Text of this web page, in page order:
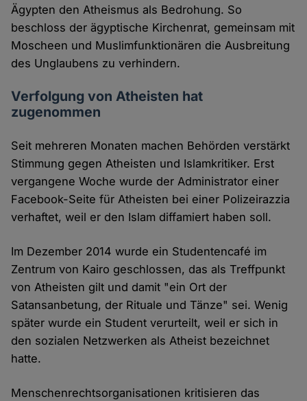
Ägypten den Atheismus als Bedrohung. So
beschloss der ägyptische Kirchenrat, gemeinsam mit
Moscheen und Muslimfunktionären die Ausbreitung
des Unglaubens zu verhindern.
Verfolgung von Atheisten hat
zugenommen
Seit mehreren Monaten machen Behörden verstärkt
Stimmung gegen Atheisten und Islamkritiker. Erst
vergangene Woche wurde der Administrator einer
Facebook-Seite für Atheisten bei einer Polizeirazzia
verhaftet, weil er den Islam diffamiert haben soll.
Im Dezember 2014 wurde ein Studentencafé im
Zentrum von Kairo geschlossen, das als Treffpunkt
von Atheisten gilt und damit "ein Ort der
Satansanbetung, der Rituale und Tänze" sei. Wenig
später wurde ein Student verurteilt, weil er sich in
den sozialen Netzwerken als Atheist bezeichnet
hatte.
Menschenrechtsorganisationen kritisieren das